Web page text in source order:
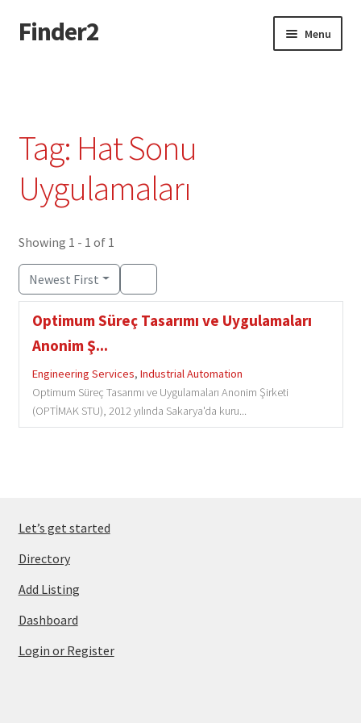
Skip
to
Skip
to
Finder2 Menu
Tag: Hat Sonu
Uygulamaları
Showing 1 - 1 of 1
Newest First
Optimum Süreç Tasarımı ve Uygulamaları
Anonim Ş...
Engineering Services, Industrial Automation
Optimum Süreç Tasarımı ve Uygulamaları Anonim Şirketi
(OPTİMAK STU), 2012 yılında Sakarya'da kuru...
Let’s get started
Directory
Add Listing
Dashboard
Login or Register